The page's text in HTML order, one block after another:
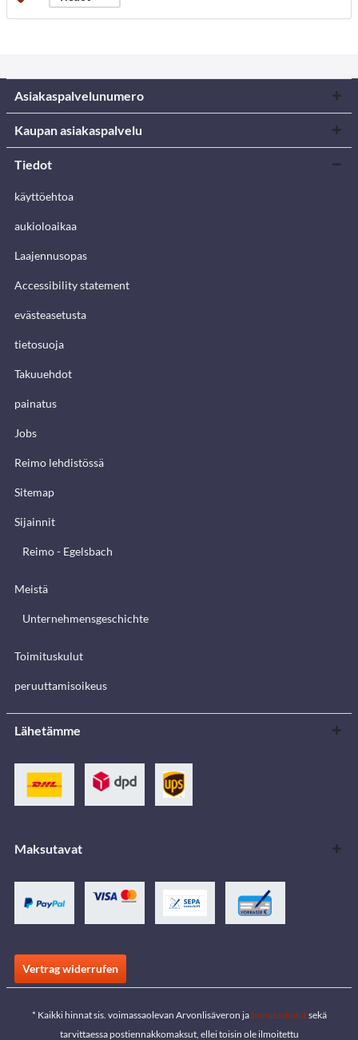
Asiakaspalvelunumero
Kaupan asiakaspalvelu
Tiedot
käyttöehtoa
aukioloaikaa
Laajennusopas
Accessibility statement
evästeasetusta
tietosuoja
Takuuehdot
painatus
Jobs
Reimo lehdistössä
Sitemap
Sijainnit
Reimo - Egelsbach
Meistä
Unternehmensgeschichte
Toimituskulut
peruuttamisoikeus
Lähetämme
Maksutavat
Vertrag widerrufen
* Kaikki hinnat sis. voimassaolevan Arvonlisäveron jatoimituskulutsekä
tarvittaessa postiennakkomaksut, ellei toisin ole ilmoitettu